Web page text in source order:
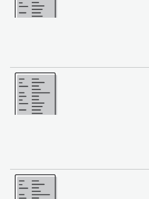
Flere
Flere